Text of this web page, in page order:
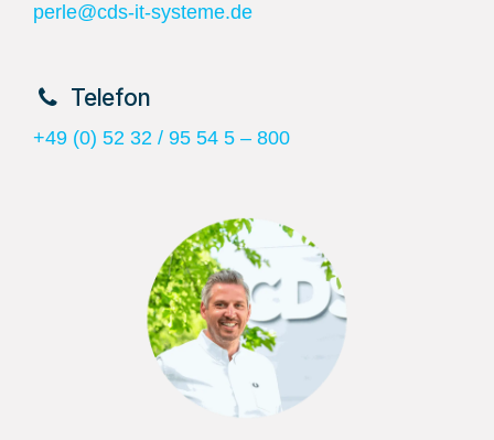
perle@cds-it-systeme.de
​Telefon
+49 (0) 52 32 / 95 54 5 – 800